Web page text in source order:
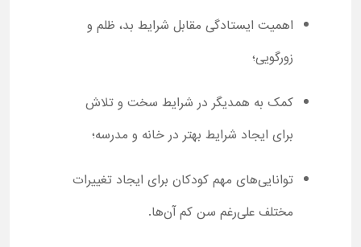
اهمیت ایستادگی مقابل شرایط بد، ظلم و
زورگویی؛
کمک به همدیگر در شرایط سخت و تلاش
برای ایجاد شرایط بهتر در خانه و مدرسه؛
توانایی‌های مهم کودکان برای ایجاد تغییرات
مختلف علی‌رغم سن کم آن‌ها.